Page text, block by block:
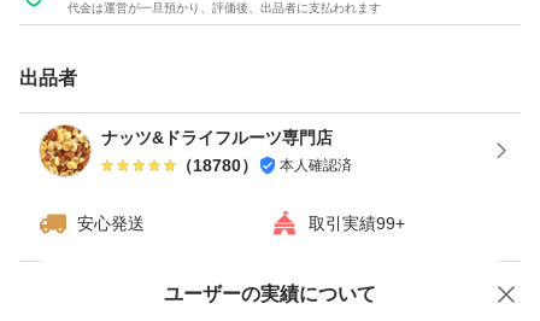
ダイエット
うす塩
種類ミックスナッツ
代金は運営が一旦預かり、評価後、出品者に支払われます
出品者
ナッツ&ドライフルーツ専門店
（18780） 本人確認済
安心発送 取引実績99+
ユーザーの実績について
価格の相談 商品への質問